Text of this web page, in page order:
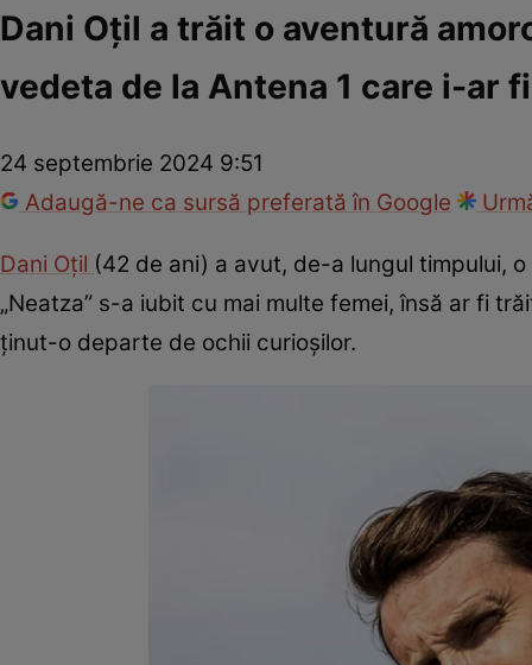
Dani Oțil a trăit o aventură
vedeta de la Antena 1 care i-ar
24 septembrie 2024 9:51
Adaugă-ne ca sursă preferată în Google
Dani Oțil (42 de ani) a avut, de-a lungul timpului,
„Neatza” s-a iubit cu mai multe femei, însă ar fi
ținut-o departe de ochii curioșilor.